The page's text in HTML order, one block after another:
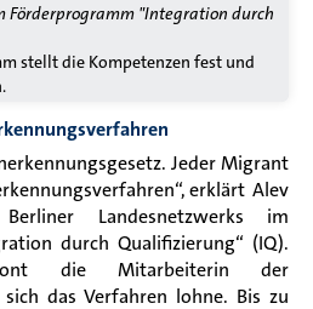
Förderprogramm "Integration durch
stellt die Kompetenzen fest und
Jeder Migrant
erklärt Alev
Landesnetzwerks im
durch Qualifizierung“ (IQ).
die Mitarbeiterin der
das Verfahren lohne. Bis zu